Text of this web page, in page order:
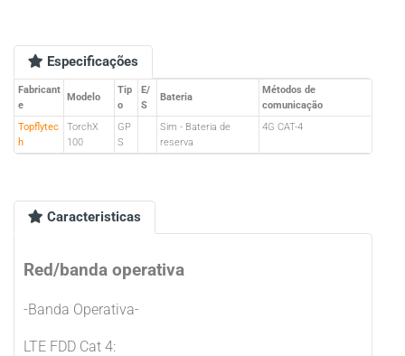
Especificações
Fabricant
e
Modelo
Tip
o
E/
S
Bateria
Métodos de
comunicação
Topflytec
h
TorchX
100
GP
S
Sim - Bateria de
reserva
4G CAT-4
Caracteristicas
Red/banda operativa
-Banda Operativa-
LTE FDD Cat 4: